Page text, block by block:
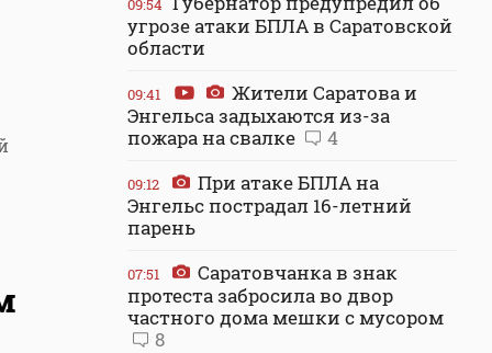
09:54
угрозе атаки БПЛА в Саратовской
области
09:41
Жители Саратова и
Энгельса задыхаются из-за
пожара на свалке
4
09:12
При атаке БПЛА на
Энгельс пострадал 16-летний
парень
07:51
Саратовчанка в знак
протеста забросила во двор
частного дома мешки с мусором
8